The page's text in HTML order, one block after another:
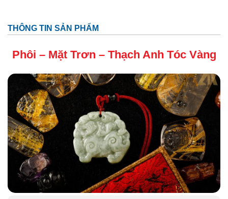
THÔNG TIN SẢN PHẨM
Phôi – Mặt Trơn – Thạch Anh Tóc Vàng